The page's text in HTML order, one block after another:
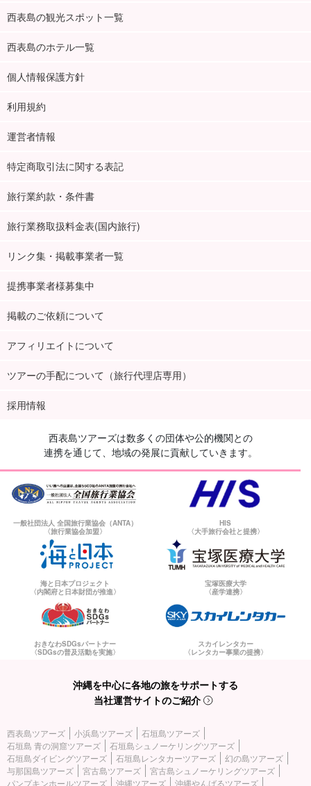
西表島の観光スポット一覧
西表島のホテル一覧
個人情報保護方針
利用規約
運営者情報
特定商取引法に関する表記
旅行業約款・条件書
旅行業務取扱料金表(国内旅行)
リンク集・掲載事業者一覧
提携事業者様募集中
掲載のご依頼について
アフィリエイトについて
ツアーの手配について（旅行代理店専用）
採用情報
西表島ツアーズは数多くの団体や公的機関との
連携を通じて、地域の発展に貢献していきます。
一般社団法人 全国旅行業協会（ANTA）
〈旅行業協会加盟〉
HIS
〈大手旅行会社と提携〉
海と日本プロジェクト
〈内閣府と日本財団が推進〉
宝塚医療大学
〈産学連携〉
おきなわSDGsパートナー
〈SDGsの普及活動を実施〉
スカイレンタカー
〈レンタカー事業の提携〉
沖縄を中心に各地の旅をサポートする
当社運営サイトのご紹介
西表島ツアーズ 小浜島ツアーズ
石垣島ツアーズ
石垣島 青の洞窟ツアーズ
石垣島シュノーケリングツアーズ
石垣島ダイビングツアーズ
石垣島レンタカーツアーズ
幻の島ツアーズ
与那国島ツアーズ
宮古島ツアーズ
宮古島シュノーケリングツアーズ
パンプキンホールツアーズ
沖縄ツアーズ 沖縄やんばるツアーズ